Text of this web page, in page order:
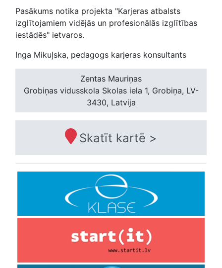
Pasākums notika projekta "Karjeras atbalsts
izglītojamiem vidējās un profesionālās izglītības
iestādēs" ietvaros.
Inga Mikuļska, pedagogs karjeras konsultants
Zentas Mauriņas
Grobiņas vidusskola Skolas iela 1, Grobiņa, LV-
3430, Latvija
Skatīt kartē >